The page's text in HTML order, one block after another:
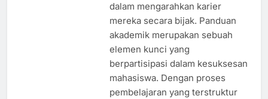
dalam mengarahkan karier
mereka secara bijak. Panduan
akademik merupakan sebuah
elemen kunci yang
berpartisipasi dalam kesuksesan
mahasiswa. Dengan proses
pembelajaran yang terstruktur